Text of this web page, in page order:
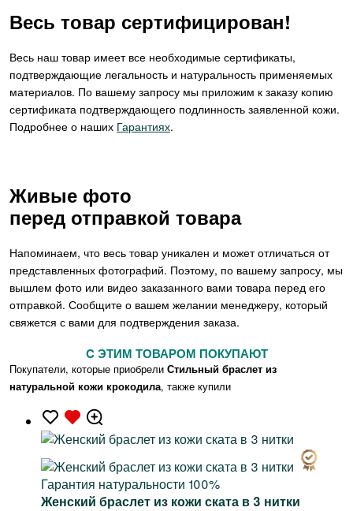
Весь товар сертифицирован!
Весь наш товар имеет все необходимые сертификаты,
подтверждающие легальность и натуральность применяемых
материалов. По вашему запросу мы приложим к заказу копию
сертификата подтверждающего подлинность заявленной кожи.
Подробнее о наших Гарантиях.
Живые фото
перед отправкой товара
Напоминаем, что весь товар уникален и может отличаться от
представленных фотографий. Поэтому, по вашему запросу, мы
вышлем фото или видео заказанного вами товара перед его
отправкой. Сообщите о вашем желании менеджеру, который
свяжется с вами для подтверждения заказа.
C ЭТИМ ТОВАРОМ ПОКУПАЮТ
Покупатели, которые приобрели Стильный браслет из
натуральной кожи крокодила, также купили
Гарантия натуральности 100%
Женский браслет из кожи ската в 3 нитки